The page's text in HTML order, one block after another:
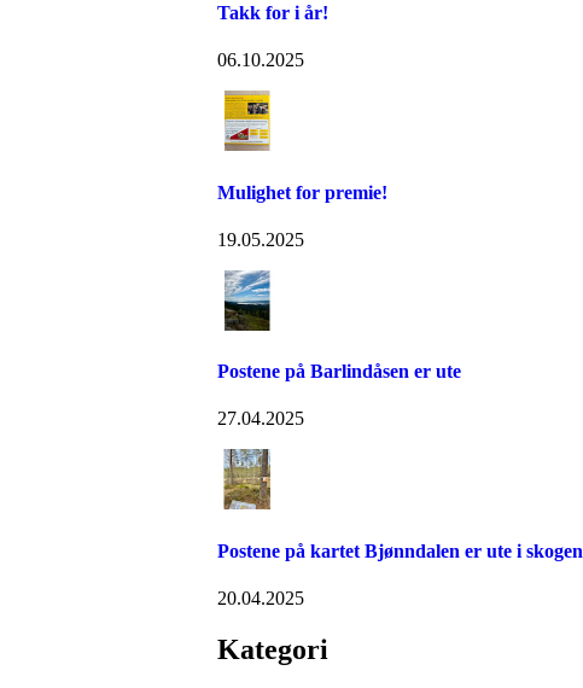
Takk for i år!
06.10.2025
Mulighet for premie!
19.05.2025
Postene på Barlindåsen er ute
27.04.2025
Postene på kartet Bjønndalen er ute i skogen
20.04.2025
Kategori